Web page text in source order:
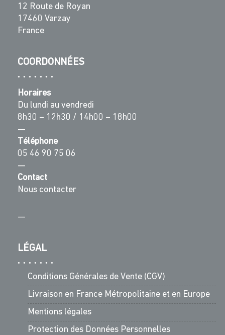
12 Route de Royan
17460 Varzay
France
COORDONNÉES
Horaires
Du lundi au vendredi
8h30 – 12h30 / 14h00 – 18h00
—
Téléphone
05 46 90 75 06
—
Contact
Nous contacter
—
LÉGAL
Conditions Générales de Vente (CGV)
Livraison en France Métropolitaine et en Europe
Mentions légales
Protection des Données Personnelles